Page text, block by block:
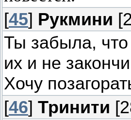
[45] Рукмини
Ты забыла, что
их и не
Хочу
[46] Тринити